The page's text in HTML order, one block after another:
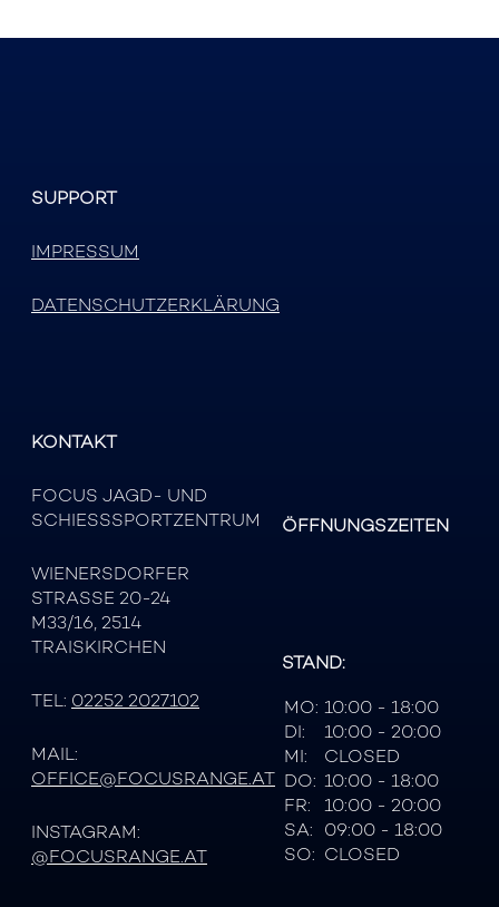
SUPPORT
IMPRESSUM
DATENSCHUTZERKLÄRUNG
KONTAKT
FOCUS JAGD- UND
SCHIESSSPORTZENTRUM
WIENERSDORFER
STRASSE 20-24
M33/16, 2514
TRAISKIRCHEN
TEL: 02252 2027102
MAIL:
OFFICE@FOCUSRANGE.AT
INSTAGRAM:
@FOCUSRANGE.AT
ÖFFNUNGSZEITEN
STAND:
MO: 10:00 - 18:00
DI:
10:00 - 20:00
MI:
CLOSED
DO: 10:00 - 18:00
FR:
10:00 - 20:00
SA: 09:00 - 18:00
SO: CLOSED